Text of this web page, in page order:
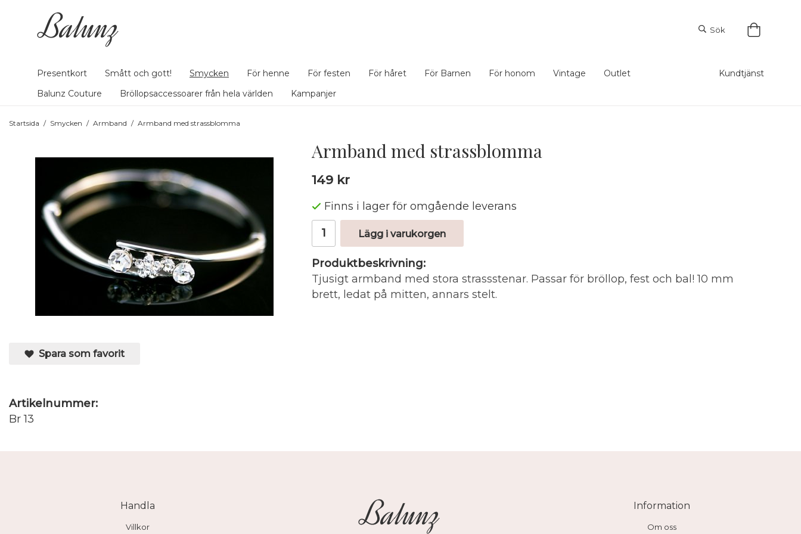
Sök
Presentkort Smått och gott! Smycken För henne För festen För håret För Barnen För honom Vintage
Outlet
Balunz Couture
Bröllopsaccessoarer från hela världen Kampanjer
Kundtjänst
Startsida / Smycken / Armband / Armband med strassblomma
Armband med strassblomma
149 kr
Finns i lager för omgående leverans
Lägg i varukorgen
Produktbeskrivning:
Tjusigt armband med stora strassstenar. Passar för bröllop, fest och bal! 10 mm
brett, ledat på mitten, annars stelt.
Spara som favorit
Artikelnummer:
Br 13
Handla
Villkor
Information
Om oss